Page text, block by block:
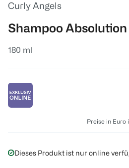
Curly Angels
Shampoo Absolution
180 ml
Preise in Euro
Dieses Produkt ist nur online